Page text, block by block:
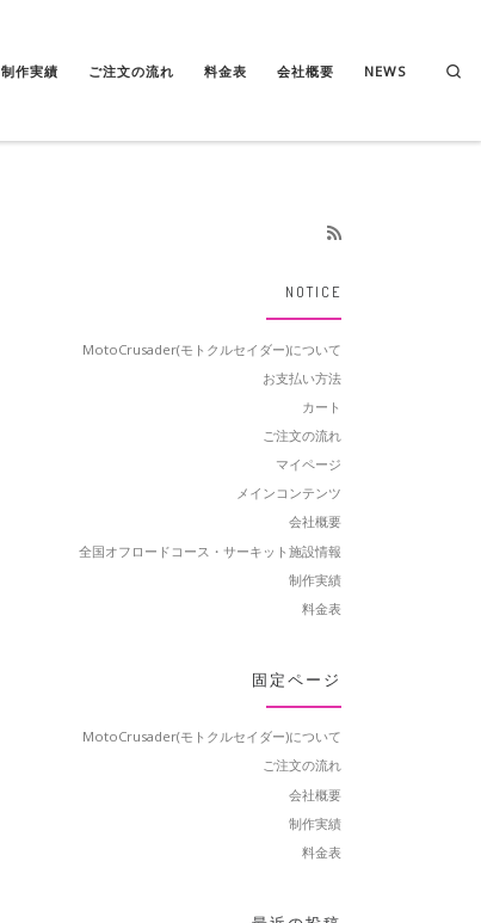
制作実績 ご注文の流れ 料金表 会社概要 NEWS
NOTICE
MotoCrusader(モトクルセイダー)について
お支払い方法
カート
ご注文の流れ
マイページ
メインコンテンツ
会社概要
全国オフロードコース・サーキット施設情報
制作実績
料金表
固定ページ
MotoCrusader(モトクルセイダー)について
ご注文の流れ
会社概要
制作実績
料金表